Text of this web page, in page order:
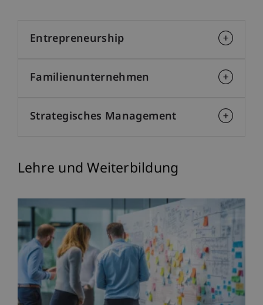
Entrepreneurship
Familienunternehmen
Strategisches Management
Lehre und Weiterbildung